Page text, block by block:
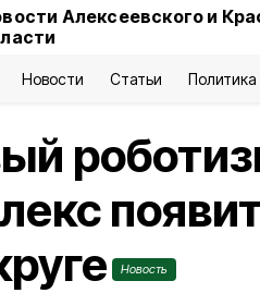
Алексеевского и
Новости Статьи Политика
Новость